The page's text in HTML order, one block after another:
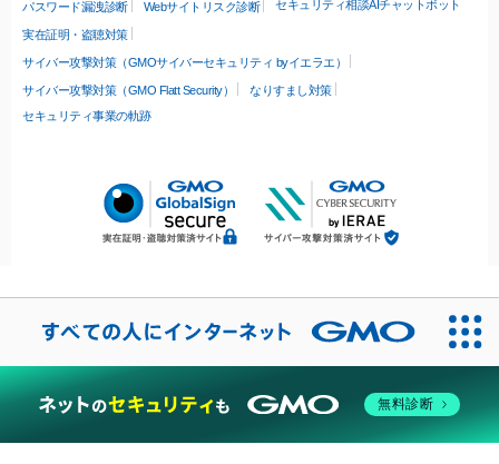
パスワード漏洩診断 Webサイトリスク診断 セキュリティ相談AIチャットボット
実在証明・盗聴対策
サイバー攻撃対策（GMOサイバーセキュリティ byイエラエ）
サイバー攻撃対策（GMO Flatt Security）
なりすまし対策
セキュリティ事業の軌跡
無料診断